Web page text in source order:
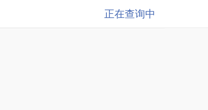
正在查询中